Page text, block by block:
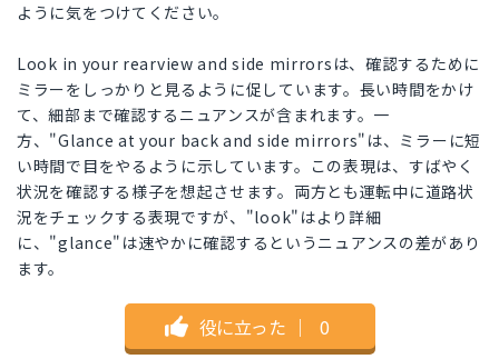
ように気をつけてください。
Look in your rearview and side mirrorsは、確認するために
ミラーをしっかりと見るように促しています。長い時間をかけ
て、細部まで確認するニュアンスが含まれます。一
方、"Glance at your back and side mirrors"は、ミラーに短
い時間で目をやるように示しています。この表現は、すばやく
状況を確認する様子を想起させます。両方とも運転中に道路状
況をチェックする表現ですが、"look"はより詳細
に、"glance"は速やかに確認するというニュアンスの差があり
ます。
役に立った ｜ 0